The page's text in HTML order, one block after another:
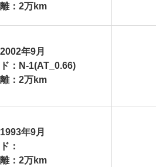
：2万km
年9月
：N-1(AT_0.66)
：2万km
年9月
：
：2万km